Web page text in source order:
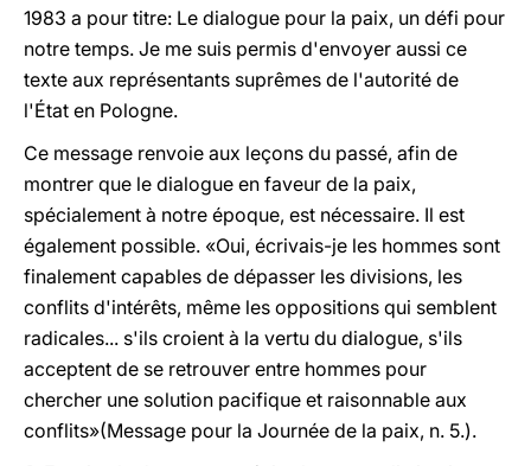
1983 a pour titre: Le dialogue pour la paix, un défi pour
notre temps. Je me suis permis d'envoyer aussi ce
texte aux représentants suprêmes de l'autorité de
l'État en Pologne.
Ce message renvoie aux leçons du passé, afin de
montrer que le dialogue en faveur de la paix,
spécialement à notre époque, est nécessaire. Il est
également possible. «Oui, écrivais-je les hommes sont
finalement capables de dépasser les divisions, les
conflits d'intérêts, même les oppositions qui semblent
radicales... s'ils croient à la vertu du dialogue, s'ils
acceptent de se retrouver entre hommes pour
chercher une solution pacifique et raisonnable aux
conflits»(Message pour la Journée de la paix, n. 5.).